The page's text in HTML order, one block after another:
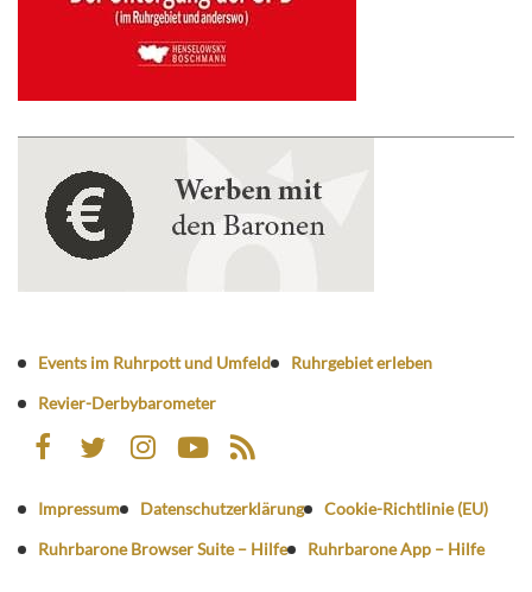
Events im Ruhrpott und Umfeld
Ruhrgebiet erleben
Revier-Derbybarometer
Impressum Datenschutzerklärung
Cookie-Richtlinie (EU)
Ruhrbarone Browser Suite – Hilfe
Ruhrbarone App – Hilfe